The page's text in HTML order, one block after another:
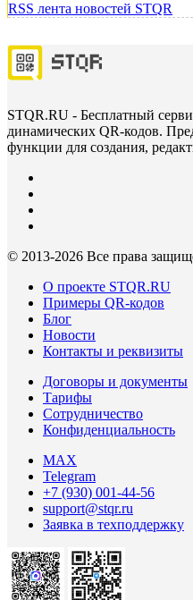
RSS лента новостей STQR
STQR.RU - Бесплатный
динамических QR-кодов.
функции для создания,
© 2013-2026 Все права
О проекте STQR.RU
Примеры QR-кодов
Блог
Новости
Контакты и реквизиты
Договоры и документы
Тарифы
Сотрудничество
Конфиденциальность
MAX
Telegram
+7 (930) 001-44-56
support@stqr.ru
Заявка в техподдержку